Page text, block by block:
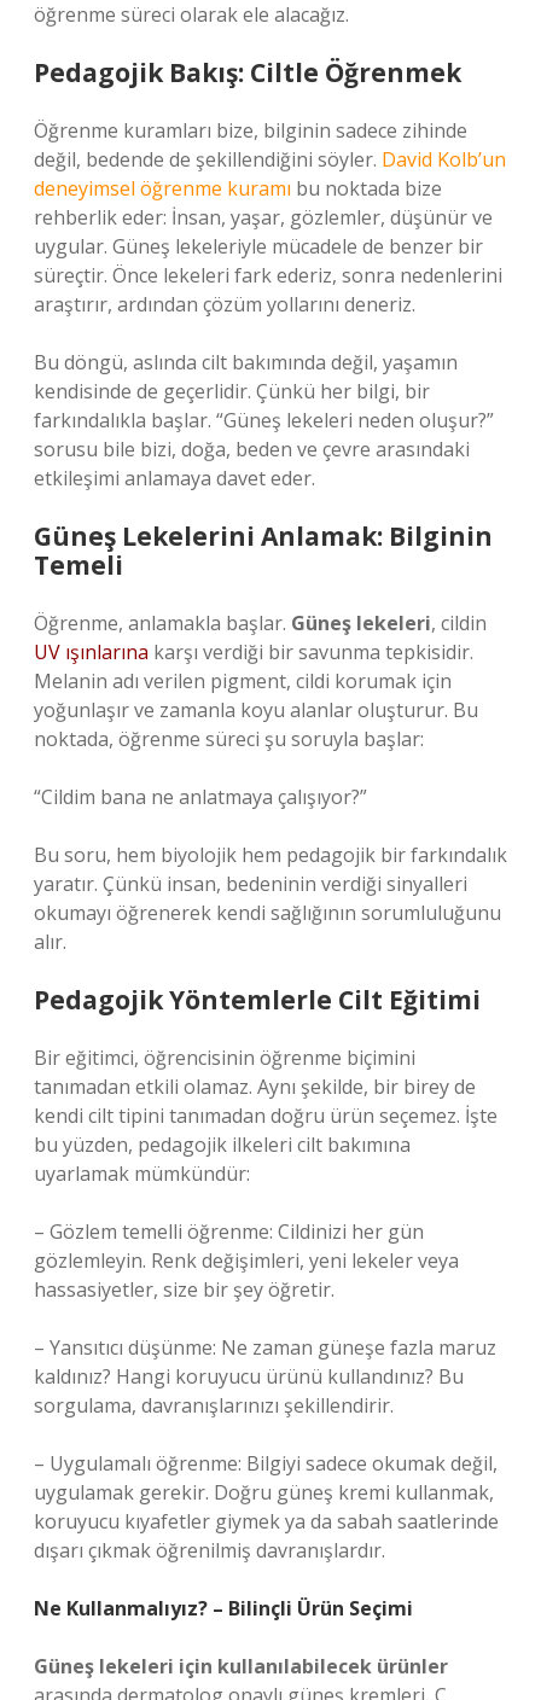
öğrenme süreci olarak ele alacağız.
Pedagojik Bakış: Ciltle Öğrenmek
Öğrenme kuramları bize, bilginin sadece zihinde
değil, bedende de şekillendiğini söyler. David Kolb’un
deneyimsel öğrenme kuramı bu noktada bize
rehberlik eder: İnsan, yaşar, gözlemler, düşünür ve
uygular. Güneş lekeleriyle mücadele de benzer bir
süreçtir. Önce lekeleri fark ederiz, sonra nedenlerini
araştırır, ardından çözüm yollarını deneriz.
Bu döngü, aslında cilt bakımında değil, yaşamın
kendisinde de geçerlidir. Çünkü her bilgi, bir
farkındalıkla başlar. “Güneş lekeleri neden oluşur?”
sorusu bile bizi, doğa, beden ve çevre arasındaki
etkileşimi anlamaya davet eder.
Güneş Lekelerini Anlamak: Bilginin
Temeli
Öğrenme, anlamakla başlar. Güneş lekeleri, cildin
UV ışınlarına karşı verdiği bir savunma tepkisidir.
Melanin adı verilen pigment, cildi korumak için
yoğunlaşır ve zamanla koyu alanlar oluşturur. Bu
noktada, öğrenme süreci şu soruyla başlar:
“Cildim bana ne anlatmaya çalışıyor?”
Bu soru, hem biyolojik hem pedagojik bir farkındalık
yaratır. Çünkü insan, bedeninin verdiği sinyalleri
okumayı öğrenerek kendi sağlığının sorumluluğunu
alır.
Pedagojik Yöntemlerle Cilt Eğitimi
Bir eğitimci, öğrencisinin öğrenme biçimini
tanımadan etkili olamaz. Aynı şekilde, bir birey de
kendi cilt tipini tanımadan doğru ürün seçemez. İşte
bu yüzden, pedagojik ilkeleri cilt bakımına
uyarlamak mümkündür:
– Gözlem temelli öğrenme: Cildinizi her gün
gözlemleyin. Renk değişimleri, yeni lekeler veya
hassasiyetler, size bir şey öğretir.
– Yansıtıcı düşünme: Ne zaman güneşe fazla maruz
kaldınız? Hangi koruyucu ürünü kullandınız? Bu
sorgulama, davranışlarınızı şekillendirir.
– Uygulamalı öğrenme: Bilgiyi sadece okumak değil,
uygulamak gerekir. Doğru güneş kremi kullanmak,
koruyucu kıyafetler giymek ya da sabah saatlerinde
dışarı çıkmak öğrenilmiş davranışlardır.
Ne Kullanmalıyız? – Bilinçli Ürün Seçimi
Güneş lekeleri için kullanılabilecek ürünler